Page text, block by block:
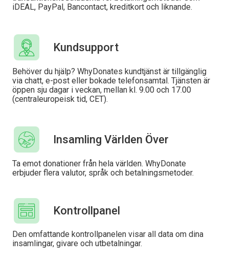
iDEAL, PayPal, Bancontact, kreditkort och liknande.
Kundsupport
Behöver du hjälp? WhyDonates kundtjänst är tillgänglig
via chatt, e-post eller bokade telefonsamtal. Tjänsten är
öppen sju dagar i veckan, mellan kl. 9.00 och 17.00
(centraleuropeisk tid, CET).
Insamling Världen Över
Ta emot donationer från hela världen. WhyDonate
erbjuder flera valutor, språk och betalningsmetoder.
Kontrollpanel
Den omfattande kontrollpanelen visar all data om dina
insamlingar, givare och utbetalningar.